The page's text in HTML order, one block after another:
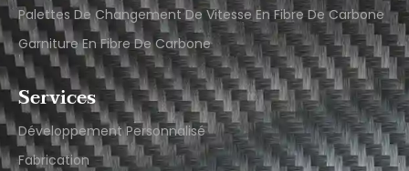
Palettes De Changement De Vitesse En Fibre De Carbone
Garniture En Fibre De Carbone
Services
Développement Personnalisé
Fabrication